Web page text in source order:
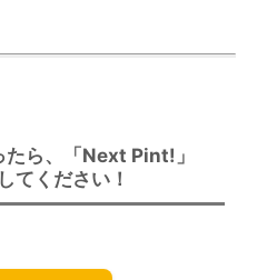
たら、「Next Pint!」
てください！